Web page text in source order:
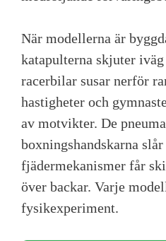
När modellerna är
katapulterna skjuter
racerbilar susar nerför
hastigheter och
av motvikter. De
boxningshandskarna
fjädermekanismer får
över backar. Varje
fysikexperiment.